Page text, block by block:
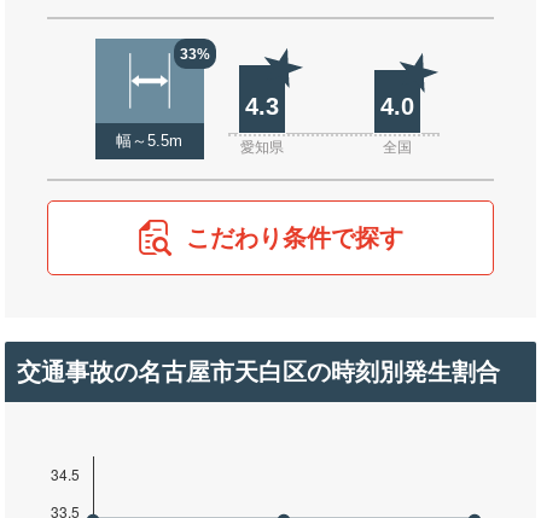
33%
幅～5.5m
4.3 4.0
愛知県 全国
こだわり条件で探す
交通事故の名古屋市天白区の時刻別発生割合